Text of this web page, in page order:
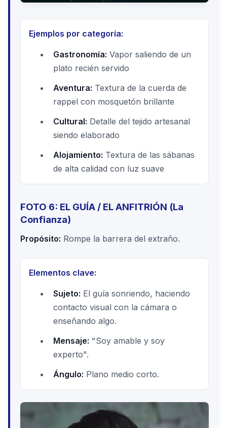
Ejemplos por categoría:
Gastronomía: Vapor saliendo de un
plato recién servido
Aventura: Textura de la cuerda de
rappel con mosquetón brillante
Cultural: Detalle del tejido artesanal
siendo elaborado
Alojamiento: Textura de las sábanas
de alta calidad con luz suave
FOTO 6: EL GUÍA / EL ANFITRIÓN (La
Confianza)
Propósito: Rompe la barrera del extraño.
Elementos clave:
Sujeto: El guía sonriendo, haciendo
contacto visual con la cámara o
enseñando algo.
Mensaje: "Soy amable y soy
experto".
Ángulo: Plano medio corto.